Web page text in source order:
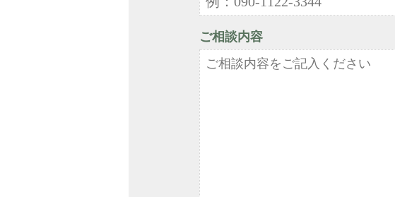
ご相談内容